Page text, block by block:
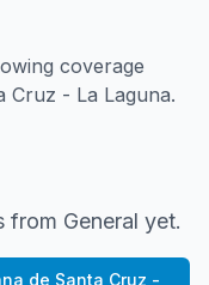
coverage
Cruz - La Laguna.
from General yet.
de Santa Cruz -